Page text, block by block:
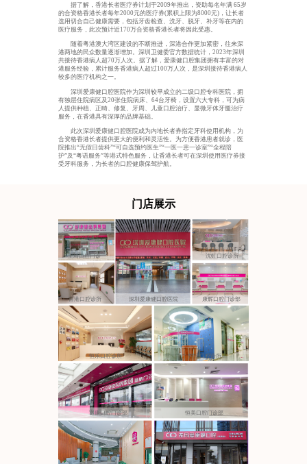
据了解，香港长者医疗券计划于2009年推出，资助每名年满 65岁
的合资格香港长者每年2000元的医疗券(累积上限为8000元)，让长者
选用切合自己健康需要，包括牙齿检查、洗牙、脱牙、补牙等在内的
医疗服务，此次预计近170万合资格香港长者将因此受惠。
随着粤港澳大湾区建设的不断推进，深港合作更加紧密，往来深
港两地的民众数量逐渐增加。深圳卫健委官方数据统计，2023年深圳
共接待香港病人超70万人次。据了解，爱康健口腔集团拥有丰富的对
港服务经验，累计服务香港病人超过100万人次，是深圳接待香港病人
较多的医疗机构之一。
深圳爱康健口腔医院作为深圳较早成立的二级口腔专科医院，拥
有独层住院病区及20张住院病床、64台牙椅，设置六大专科，可为病
人提供种植、正畸、修复、牙周、儿童口腔治疗、显微牙体牙髓治疗
服务，在香港具有深厚的品牌基础。
此次深圳爱康健口腔医院成为内地长者券指定牙科使用机构，为
合资格香港长者提供更大的便利和灵活性。为方便香港患者就诊，医
院推出“无假日齿科”“可自选预约医生”“一医一患一诊室”“全程陪
护”及“粤语服务”等港式特色服务，让香港长者可在深圳使用医疗券接
受牙科服务，为长者的口腔健康保驾护航。
门店展示
王琦口腔门诊
恒乐口腔诊所
深圳爱康健口腔医院
沈虹口腔诊所
康辉口腔门诊部
恒洁口腔诊所
富康口腔门诊部 恒美口腔门诊部
富港口腔诊所